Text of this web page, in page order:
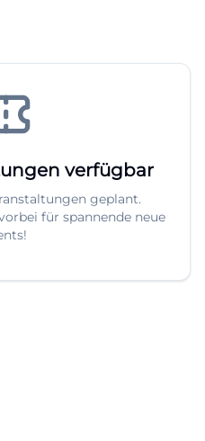
verfügbar
geplant.
für spannende neue